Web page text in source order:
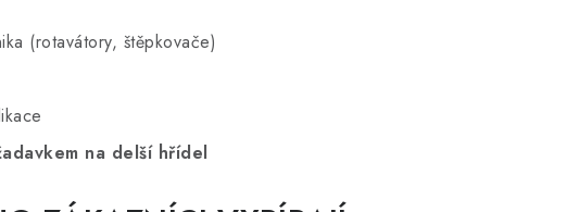
(rotavátory, štěpkovače)
na delší hřídel